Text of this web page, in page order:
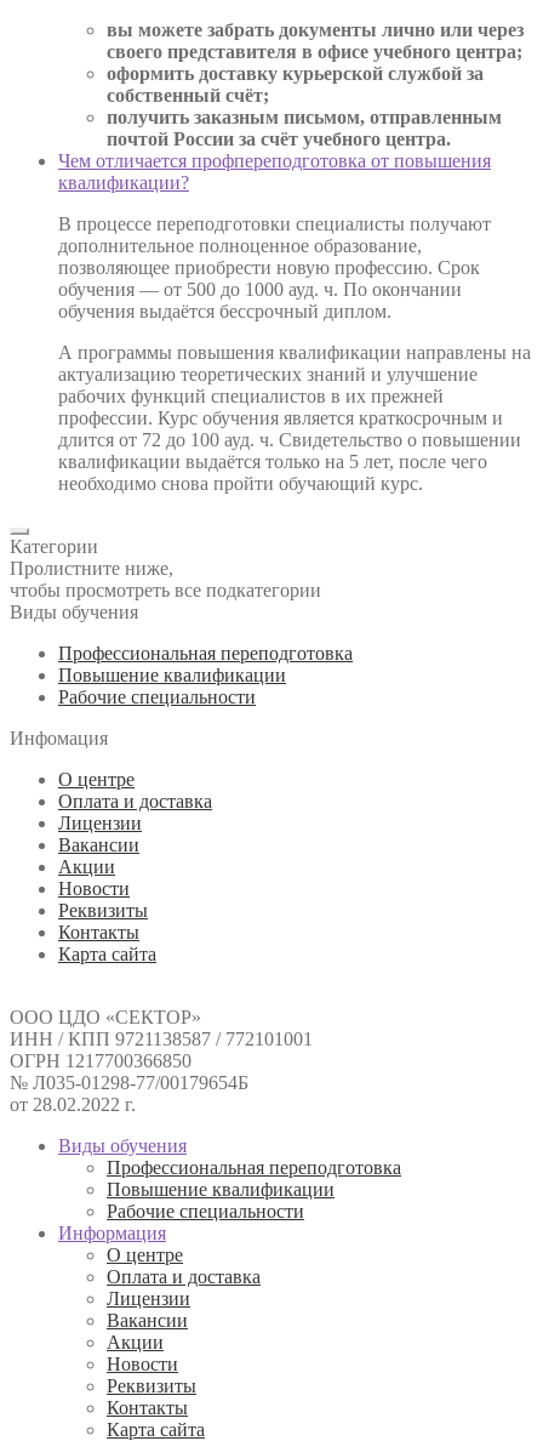
вы можете забрать документы лично или через
своего представителя в офисе учебного центра;
оформить доставку курьерской службой за
собственный счёт;
получить заказным письмом, отправленным
почтой России за счёт учебного центра.
Чем отличается профпереподготовка от повышения
квалификации?
В процессе переподготовки специалисты получают
дополнительное полноценное образование,
позволяющее приобрести новую профессию. Срок
обучения — от 500 до 1000 ауд. ч. По окончании
обучения выдаётся бессрочный диплом.
А программы повышения квалификации направлены на
актуализацию теоретических знаний и улучшение
рабочих функций специалистов в их прежней
профессии. Курс обучения является краткосрочным и
длится от 72 до 100 ауд. ч. Свидетельство о повышении
квалификации выдаётся только на 5 лет, после чего
необходимо снова пройти обучающий курс.
Категории
Пролистните ниже,
чтобы просмотреть все подкатегории
Виды обучения
Профессиональная переподготовка
Повышение квалификации
Рабочие специальности
Инфомация
О центре
Оплата и доставка
Лицензии
Вакансии
Акции
Новости
Реквизиты
Контакты
Карта сайта
ООО ЦДО «СЕКТОР»
ИНН / КПП 9721138587 / 772101001
ОГРН 1217700366850
№ Л035-01298-77/00179654Б
от 28.02.2022 г.
Виды обучения
Профессиональная переподготовка
Повышение квалификации
Рабочие специальности
Информация
О центре
Оплата и доставка
Лицензии
Вакансии
Акции
Новости
Реквизиты
Контакты
Карта сайта